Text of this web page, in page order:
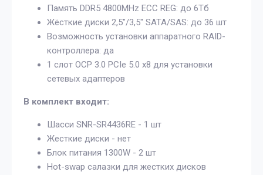
Память DDR5 4800MHz ECC REG: до 6Тб
Жёсткие диски 2,5"/3,5" SATA/SAS: до 36 шт
Возможность установки аппаратного RAID-
контроллера: да
1 слот OCP 3.0 PCIe 5.0 x8 для установки
сетевых адаптеров
В комплект входит:
Шасси SNR-SR4436RE - 1 шт
Жесткие диски - нет
Блок питания 1300W - 2 шт
Hot-swap салазки для жестких дисков